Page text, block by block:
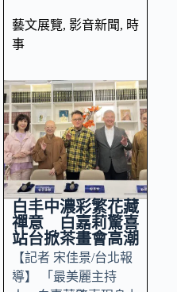
藝文展覽, 影音新聞, 時
事
白丰中濃彩繁花藏
禪意 白嘉莉驚喜
站台掀茶畫會高潮
【記者 宋佳景/台北報
導】 「最美麗主持